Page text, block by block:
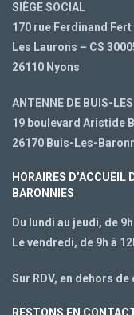
SIÈGE SOCIAL
170 rue Ferdinand Fert
Les Laurons – CS
26110 Nyons
ANTENNE DE BUIS-
19 boulevard Aristide
26170 Buis-Les-
HORAIRES
BARONNIES
Du lundi au jeudi, de
Le vendredi, de 9h à
Sur RDV, en dehors